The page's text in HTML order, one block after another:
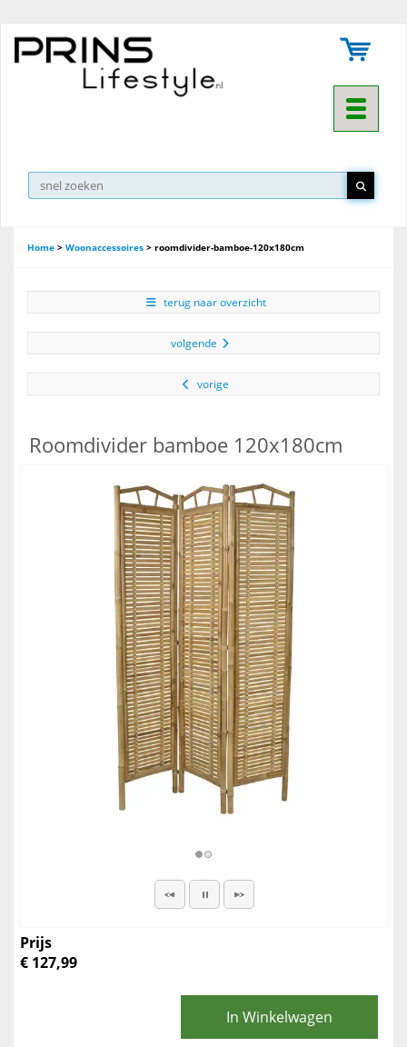
Toggle
▼
Home > Woonaccessoires > roomdivider-bamboe-120x180cm
terug naar overzicht
volgende
vorige
Roomdivider bamboe 120x180cm
Prijs
€ 127,99
In Winkelwagen